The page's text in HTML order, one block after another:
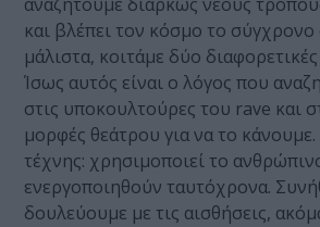
και βλέπει τον κόσμο το
μάλιστα, κοιτάμε δύο
Ίσως αυτός είναι ο λόγος που
στις υποκουλτούρες του rave και
μορφές θεάτρου για να το κάνουμε.
τέχνης: χρησιμοποιεί το
ενεργοποιηθούν ταυτόχρονα.
δουλεύουμε με τις αισθήσεις,